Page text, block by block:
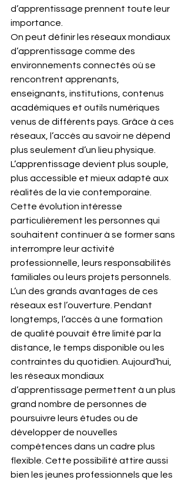
d’apprentissage prennent toute leur
importance.
On peut définir les réseaux mondiaux
d’apprentissage comme des
environnements connectés où se
rencontrent apprenants,
enseignants, institutions, contenus
académiques et outils numériques
venus de différents pays. Grâce à ces
réseaux, l’accès au savoir ne dépend
plus seulement d’un lieu physique.
L’apprentissage devient plus souple,
plus accessible et mieux adapté aux
réalités de la vie contemporaine.
Cette évolution intéresse
particulièrement les personnes qui
souhaitent continuer à se former sans
interrompre leur activité
professionnelle, leurs responsabilités
familiales ou leurs projets personnels.
L’un des grands avantages de ces
réseaux est l’ouverture. Pendant
longtemps, l’accès à une formation
de qualité pouvait être limité par la
distance, le temps disponible ou les
contraintes du quotidien. Aujourd’hui,
les réseaux mondiaux
d’apprentissage permettent à un plus
grand nombre de personnes de
poursuivre leurs études ou de
développer de nouvelles
compétences dans un cadre plus
flexible. Cette possibilité attire aussi
bien les jeunes professionnels que les